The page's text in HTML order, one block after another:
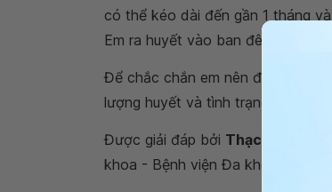
có thể kéo dài đến gần 1 tháng
Em ra huyết vào ban đêm có thể
Để chắc chắn em nên đến cơ sở
lượng huyết và tình trạng sức
Được giải đáp bởi Thạc sĩ, Bác sĩ
khoa - Bệnh viện Đa khoa Quốc tế